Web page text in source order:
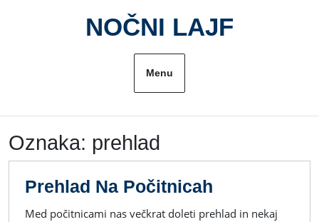
NOČNI LAJF
Menu
Oznaka: prehlad
Prehlad Na Počitnicah
Na
Med počitnicami nas večkrat doleti prehlad in nekaj